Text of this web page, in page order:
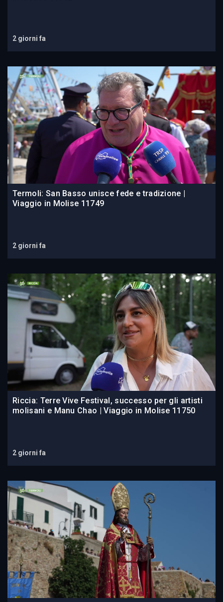
2 giorni fa
Termoli: San Basso unisce fede e tradizione |
Viaggio in Molise 11749
2 giorni fa
Riccia: Terre Vive Festival, successo per gli artisti
molisani e Manu Chao | Viaggio in Molise 11750
2 giorni fa